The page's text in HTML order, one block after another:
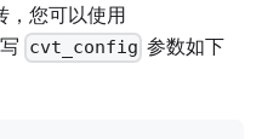
，您可以使用
cvt_config 参数如下